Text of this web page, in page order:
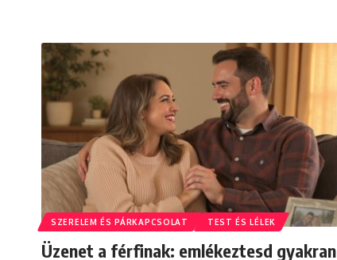
SZERELEM ÉS PÁRKAPCSOLAT TEST ÉS LÉLEK
Üzenet a férfinak: emlékeztesd gyakran